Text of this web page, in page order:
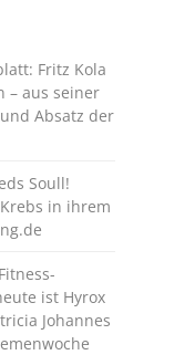
Fritz Kola
– aus seiner
Absatz der
Soull!
in ihrem
ist Hyrox
Johannes